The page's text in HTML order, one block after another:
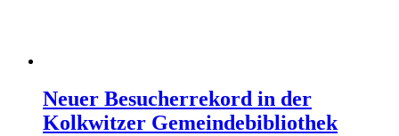
Neuer Besucherrekord in der
Kolkwitzer Gemeindebibliothek